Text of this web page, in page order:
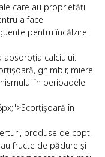
care au proprietăți
a face
pentru încălzire.
calciului.
ghimbir, miere
în perioadele
în
produse de copt,
fructe de pădure și